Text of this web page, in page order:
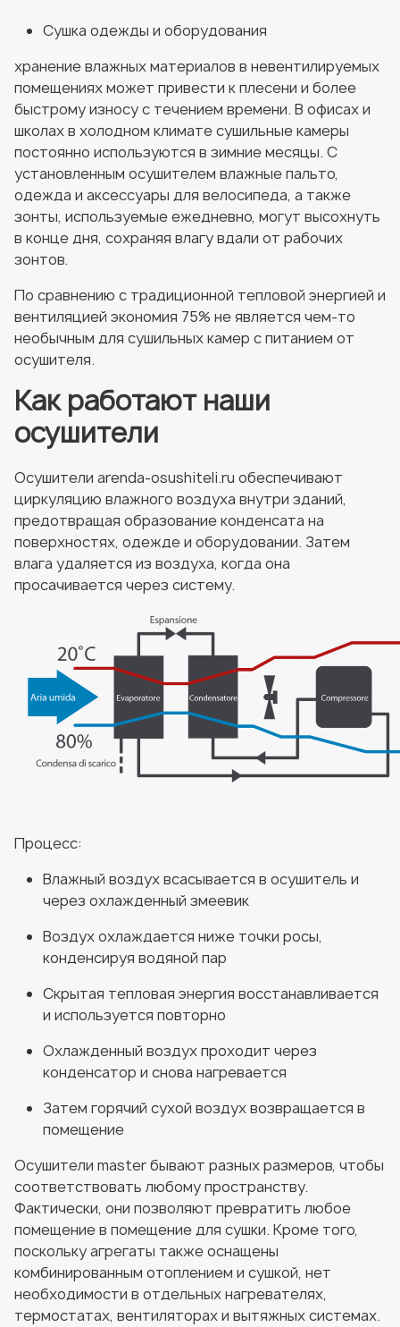
Сушка одежды и оборудования
хранение влажных материалов в невентилируемых
помещениях может привести к плесени и более
быстрому износу с течением времени. В офисах и
школах в холодном климате сушильные камеры
постоянно используются в зимние месяцы. С
установленным осушителем влажные пальто,
одежда и аксессуары для велосипеда, а также
зонты, используемые ежедневно, могут высохнуть
в конце дня, сохраняя влагу вдали от рабочих
зонтов.
По сравнению с традиционной тепловой энергией и
вентиляцией экономия 75% не является чем-то
необычным для сушильных камер с питанием от
осушителя.
Как работают наши
осушители
Осушители arenda-osushiteli.ru обеспечивают
циркуляцию влажного воздуха внутри зданий,
предотвращая образование конденсата на
поверхностях, одежде и оборудовании. Затем
влага удаляется из воздуха, когда она
просачивается через систему.
Процесс:
Влажный воздух всасывается в осушитель и
через охлажденный змеевик
Воздух охлаждается ниже точки росы,
конденсируя водяной пар
Скрытая тепловая энергия восстанавливается
и используется повторно
Охлажденный воздух проходит через
конденсатор и снова нагревается
Затем горячий сухой воздух возвращается в
помещение
Осушители master бывают разных размеров, чтобы
соответствовать любому пространству.
Фактически, они позволяют превратить любое
помещение в помещение для сушки. Кроме того,
поскольку агрегаты также оснащены
комбинированным отоплением и сушкой, нет
необходимости в отдельных нагревателях,
термостатах, вентиляторах и вытяжных системах.